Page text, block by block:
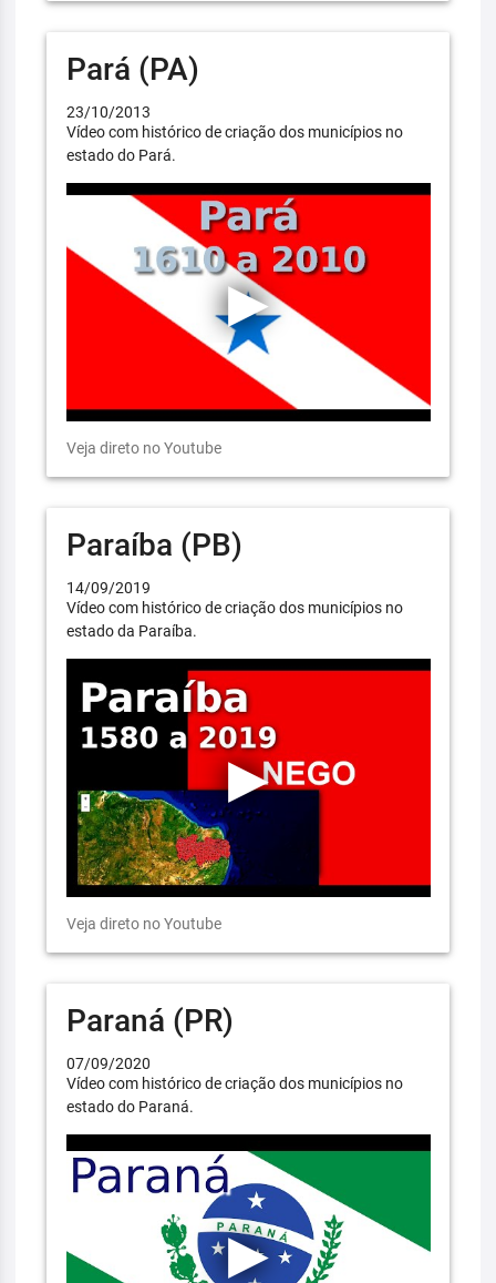
Pará (PA)
23/10/2013
Vídeo com histórico de criação dos municípios no
estado do Pará.
Veja direto no Youtube
Paraíba (PB)
14/09/2019
Vídeo com histórico de criação dos municípios no
estado da Paraíba.
Veja direto no Youtube
Paraná (PR)
07/09/2020
Vídeo com histórico de criação dos municípios no
estado do Paraná.